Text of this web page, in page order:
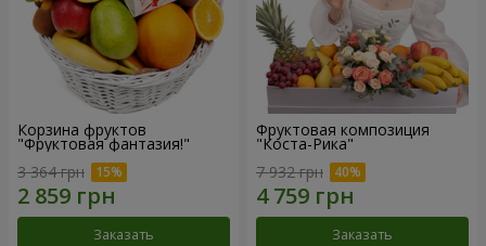
Корзина фруктов
"Фруктовая фантазия!"
3 364 грн
Заказать
Фруктовая композиция
"Коста-Рика"
7 932 грн
Заказать